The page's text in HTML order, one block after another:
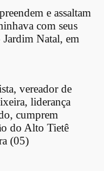
e assaltam
com seus
Natal, em
vereador de
liderança
cumprem
do Alto Tietê
(05)